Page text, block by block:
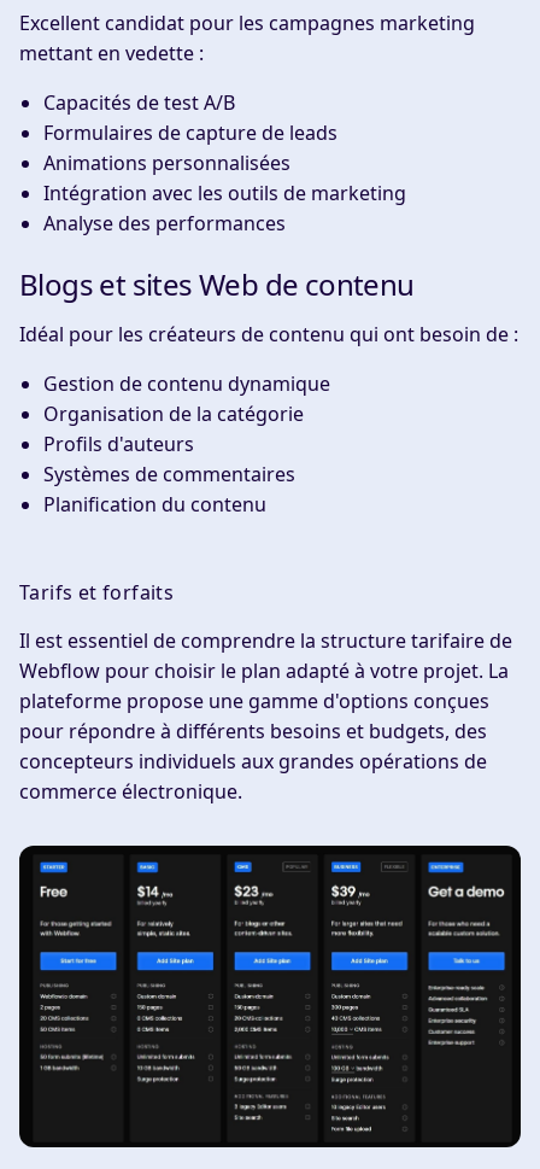
Excellent candidat pour les campagnes marketing
mettant en vedette :
Capacités de test A/B
Formulaires de capture de leads
Animations personnalisées
Intégration avec les outils de marketing
Analyse des performances
Blogs et sites Web de contenu
Idéal pour les créateurs de contenu qui ont besoin de :
Gestion de contenu dynamique
Organisation de la catégorie
Profils d'auteurs
Systèmes de commentaires
Planification du contenu
Tarifs et forfaits
Il est essentiel de comprendre la structure tarifaire de
Webflow pour choisir le plan adapté à votre projet. La
plateforme propose une gamme d'options conçues
pour répondre à différents besoins et budgets, des
concepteurs individuels aux grandes opérations de
commerce électronique.